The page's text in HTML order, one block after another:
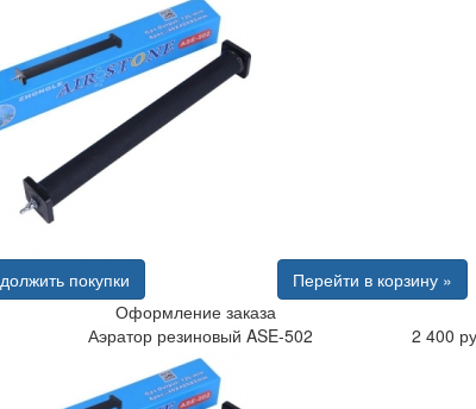
покупки
Перейти в корзину »
Оформление заказа
Аэратор резиновый ASE-502
2 400